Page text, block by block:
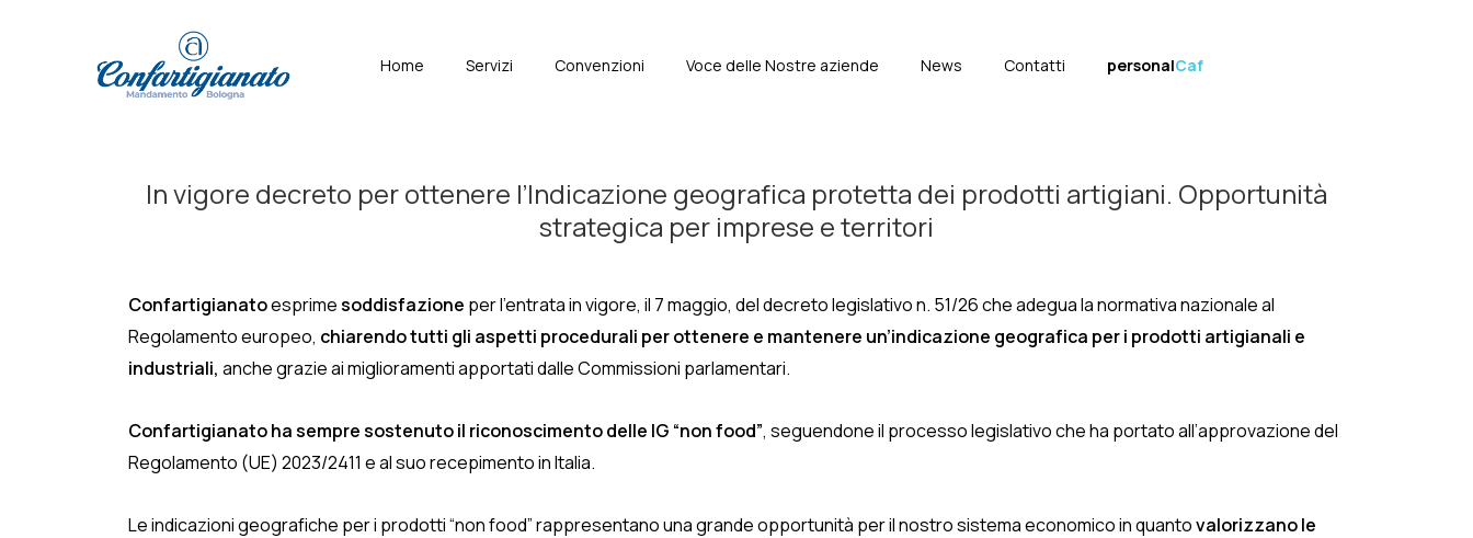
Menù
Home Servizi Convenzioni Voce delle Nostre aziende News Contatti personalCaf
In vigore decreto per ottenere l’Indicazione geografica protetta dei prodotti artigiani. Opportunità
strategica per imprese e territori
Confartigianatoesprimesoddisfazione per l’entrata in vigore, il 7 maggio, del decreto legislativo n. 51/26 che adegua la normativa nazionale al
Regolamento europeo, chiarendo tutti gli aspetti procedurali per ottenere e mantenere un’indicazione geografica per i prodotti artigianali e
industriali, anche grazie ai miglioramenti apportati dalle Commissioni parlamentari.
Confartigianato ha sempre sostenuto il riconoscimento delle IG “non food”, seguendone il processo legislativo che ha portato all’approvazione del
Regolamento (UE) 2023/2411 e al suo recepimento in Italia.
Le indicazioni geografiche per i prodotti “non food” rappresentano una grande opportunità per il nostro sistema economico in quantovalorizzano le